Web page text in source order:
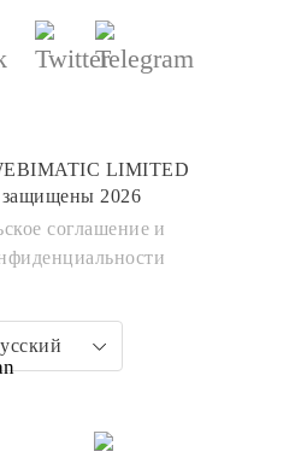
LIMITED
защищены 2026
соглашение и